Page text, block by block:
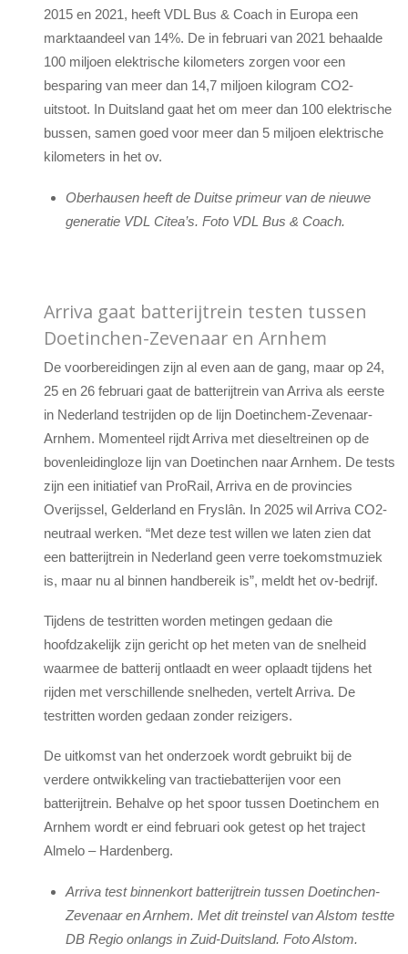
2015 en 2021, heeft VDL Bus & Coach in Europa een
marktaandeel van 14%. De in februari van 2021 behaalde
100 miljoen elektrische kilometers zorgen voor een
besparing van meer dan 14,7 miljoen kilogram CO2-
uitstoot. In Duitsland gaat het om meer dan 100 elektrische
bussen, samen goed voor meer dan 5 miljoen elektrische
kilometers in het ov.
Oberhausen heeft de Duitse primeur van de nieuwe
generatie VDL Citea’s. Foto VDL Bus & Coach.
Arriva gaat batterijtrein testen tussen
Doetinchen-Zevenaar en Arnhem
De voorbereidingen zijn al even aan de gang, maar op 24,
25 en 26 februari gaat de batterijtrein van Arriva als eerste
in Nederland testrijden op de lijn Doetinchem-Zevenaar-
Arnhem. Momenteel rijdt Arriva met dieseltreinen op de
bovenleidingloze lijn van Doetinchen naar Arnhem. De tests
zijn een initiatief van ProRail, Arriva en de provincies
Overijssel, Gelderland en Fryslân. In 2025 wil Arriva CO2-
neutraal werken. “Met deze test willen we laten zien dat
een batterijtrein in Nederland geen verre toekomstmuziek
is, maar nu al binnen handbereik is”, meldt het ov-bedrijf.
Tijdens de testritten worden metingen gedaan die
hoofdzakelijk zijn gericht op het meten van de snelheid
waarmee de batterij ontlaadt en weer oplaadt tijdens het
rijden met verschillende snelheden, vertelt Arriva. De
testritten worden gedaan zonder reizigers.
De uitkomst van het onderzoek wordt gebruikt bij de
verdere ontwikkeling van tractiebatterijen voor een
batterijtrein. Behalve op het spoor tussen Doetinchem en
Arnhem wordt er eind februari ook getest op het traject
Almelo – Hardenberg.
Arriva test binnenkort batterijtrein tussen Doetinchen-
Zevenaar en Arnhem. Met dit treinstel van Alstom testte
DB Regio onlangs in Zuid-Duitsland. Foto Alstom.